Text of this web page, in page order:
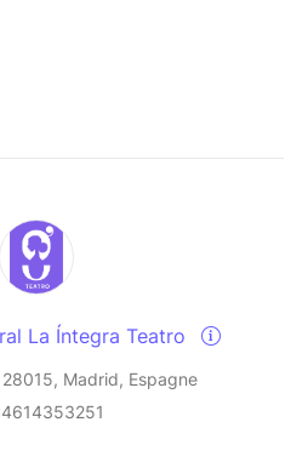
La Íntegra Teatro
Madrid, Espagne